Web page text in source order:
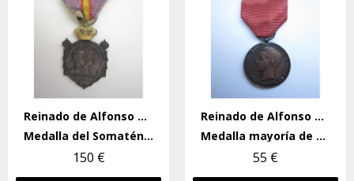
Reinado de Alfonso XIII
Medalla del Somatén (XX Aniversario)
150 €
Reinado de Alfonso XIII
Medalla mayoría de edad Alfonso XIII
55 €